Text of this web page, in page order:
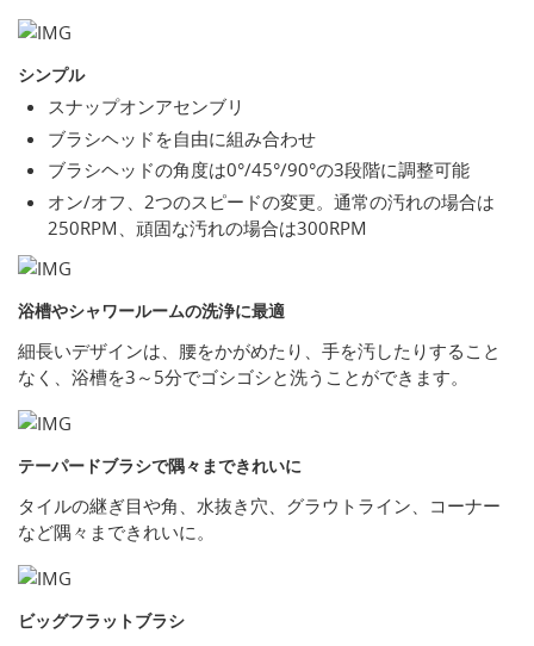
シンプル
スナップオンアセンブリ
ブラシヘッドを自由に組み合わせ
ブラシヘッドの角度は0°/45°/90°の3段階に調整可能
オン/オフ、2つのスピードの変更。通常の汚れの場合は
250RPM、頑固な汚れの場合は300RPM
浴槽やシャワールームの洗浄に最適
細長いデザインは、腰をかがめたり、手を汚したりすること
なく、浴槽を3～5分でゴシゴシと洗うことができます。
テーパードブラシで隅々まできれいに
タイルの継ぎ目や角、水抜き穴、グラウトライン、コーナー
など隅々まできれいに。
ビッグフラットブラシ